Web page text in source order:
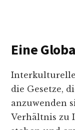
Eine
die Gesetze,
anzuwenden
Verhältnis zu